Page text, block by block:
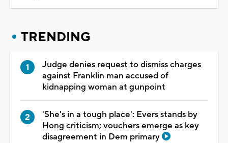
TRENDING
Judge denies request to dismiss charges
against Franklin man accused of
kidnapping woman at gunpoint
'She's in a tough place': Evers stands by
Hong criticism; vouchers emerge as key
disagreement in Dem primary